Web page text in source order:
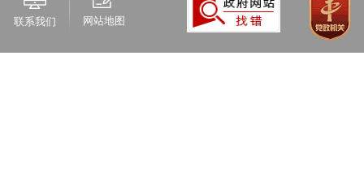
联系我们 网站地图